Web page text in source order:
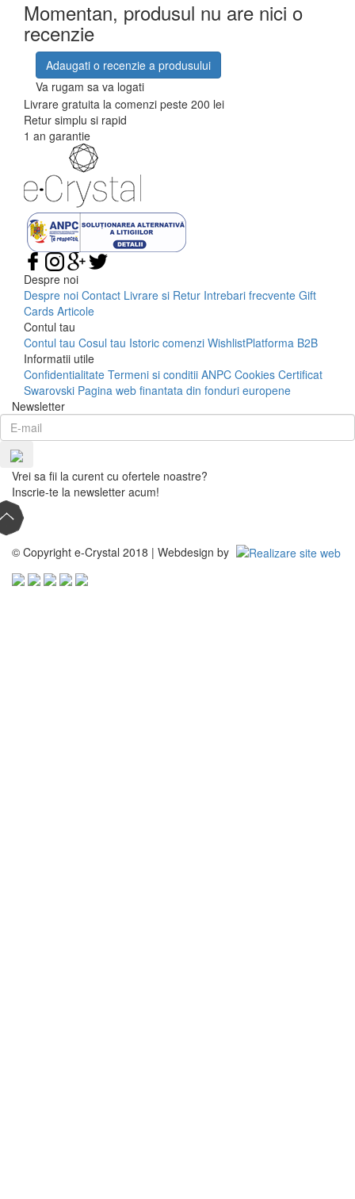
Momentan, produsul nu are nici o
recenzie
Adaugati o recenzie a produsului
Va rugam sa va logati
Livrare gratuita la comenzi peste 200 lei
Retur simplu si rapid
1 an garantie
Despre noi
Despre noi Contact Livrare si Retur Intrebari frecvente Gift
Cards Articole
Contul tau
Contul tau Cosul tau Istoric comenzi WishlistPlatforma B2B
Informatii utile
Confidentialitate Termeni si conditii ANPC Cookies Certificat
Swarovski Pagina web finantata din fonduri europene
Newsletter
Vrei sa fii la curent cu ofertele noastre?
Inscrie-te la newsletter acum!
© Copyright e-Crystal 2018 | Webdesign by